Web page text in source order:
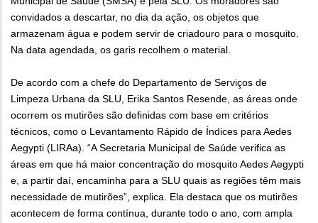
convidados a descartar, no dia da ação, os objetos que
armazenam água e podem servir de criadouro para o mosquito.
Na data agendada, os garis recolhem o material.
De acordo com a chefe do Departamento de Serviços de
Limpeza Urbana da SLU, Erika Santos Resende, as áreas onde
ocorrem os mutirões são definidas com base em critérios
técnicos, como o Levantamento Rápido de Índices para Aedes
Aegypti (LIRAa). “A Secretaria Municipal de Saúde verifica as
áreas em que há maior concentração do mosquito Aedes Aegypti
e, a partir daí, encaminha para a SLU quais as regiões têm mais
necessidade de mutirões”, explica. Ela destaca que os mutirões
acontecem de forma contínua, durante todo o ano, com ampla